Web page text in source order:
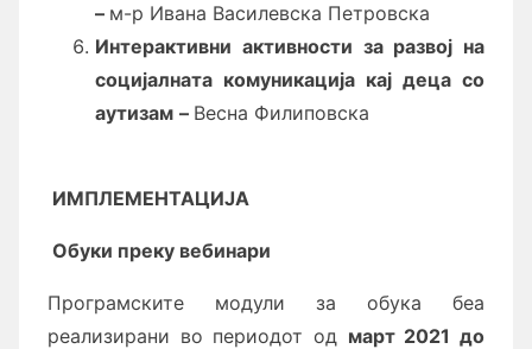
– м-р Ивана Василевска Петровска
Интерактивни активности за развој на
социјалната комуникација кај деца со
аутизам – Весна Филиповска
ИМПЛЕМЕНТАЦИЈА
Обуки преку вебинари
Програмските модули за обука беа
реализирани во периодот од март2021 до